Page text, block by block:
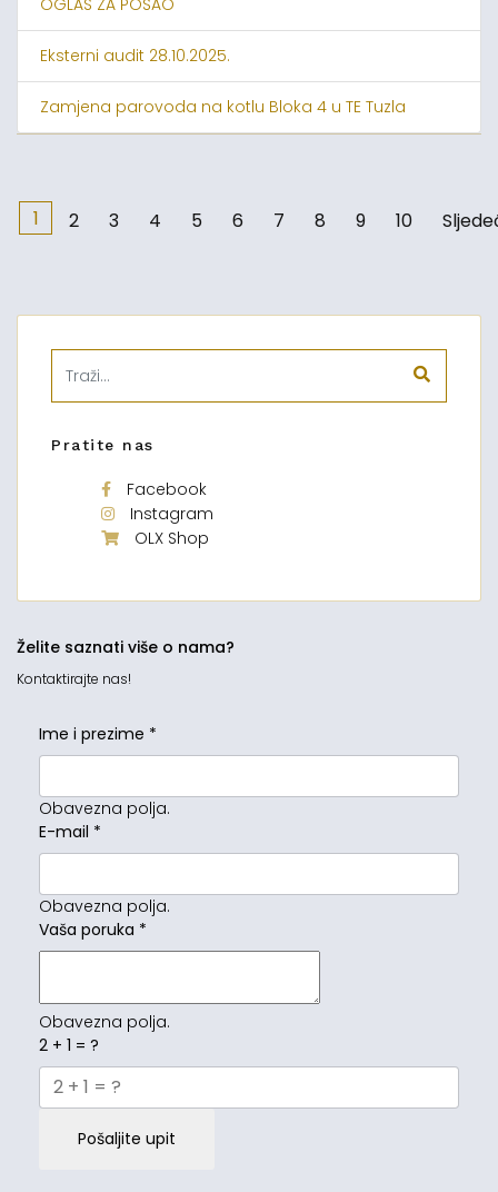
OGLAS ZA POSAO
Eksterni audit 28.10.2025.
Zamjena parovoda na kotlu Bloka 4 u TE Tuzla
1 2 3 4 5 6 7 8 9 10
Pratite nas
Facebook
Instagram
OLX Shop
Želite saznati više o nama?
Kontaktirajte nas!
Ime i prezime *
Obavezna polja.
E-mail *
Obavezna polja.
Vaša poruka *
Obavezna polja.
2 + 1 = ?
Pošaljite upit